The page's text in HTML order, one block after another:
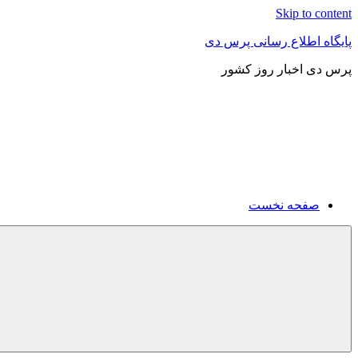
Skip to content
پایگاه اطلاع رسانی پرس دی
پرس دی اخبار روز کشور
صفحه نخست